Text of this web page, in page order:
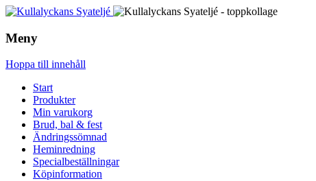
Meny
Hoppa till innehåll
Start
Produkter
Min varukorg
Brud, bal & fest
Ändringssömnad
Heminredning
Specialbeställningar
Köpinformation